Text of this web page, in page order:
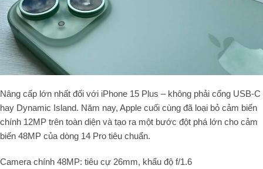
Nâng cấp lớn nhất đối với iPhone 15 Plus – không phải cổng USB-C
hay Dynamic Island. Năm nay, Apple cuối cùng đã loại bỏ cảm biến
chính 12MP trên toàn diện và tạo ra một bước đột phá lớn cho cảm
biến 48MP của dòng 14 Pro tiêu chuẩn.
Camera chính 48MP: tiêu cự 26mm, khẩu độ f/1.6